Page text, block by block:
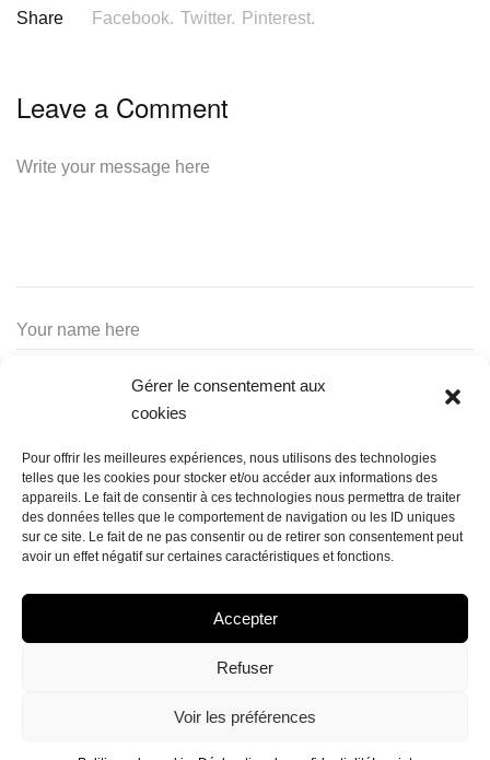
Gérer le consentement aux
cookies
Pour offrir les meilleures expériences, nous utilisons des technologies
telles que les cookies pour stocker et/ou accéder aux informations des
appareils. Le fait de consentir à ces technologies nous permettra de traiter
des données telles que le comportement de navigation ou les ID uniques
sur ce site. Le fait de ne pas consentir ou de retirer son consentement peut
avoir un effet négatif sur certaines caractéristiques et fonctions.
Accepter
Refuser
Voir les préférences
Share Facebook. Twitter. Pinterest.
Leave a Comment
POLITIQUE DE COOKIES (UE)